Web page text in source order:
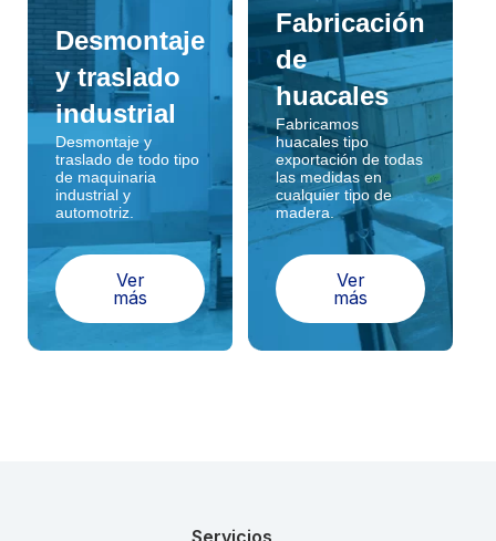
Desmontaje
y traslado
industrial
Desmontaje y
traslado de todo tipo
de maquinaria
industrial y
automotriz.
Ver
más
Fabricación
de
huacales
Fabricamos
huacales tipo
exportación de todas
las medidas en
cualquier tipo de
madera.
Ver
más